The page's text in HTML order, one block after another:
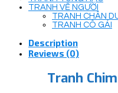
TRANH VẼ NGƯỜI
TRANH CHÂN
TRANH CÔ GÁI
Description
Reviews (0)
Tranh